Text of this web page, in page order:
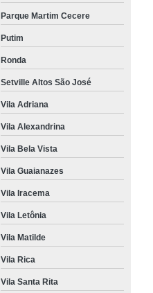
Parque Martim Cecere
Putim
Ronda
Setville Altos São José
Vila Adriana
Vila Alexandrina
Vila Bela Vista
Vila Guaianazes
Vila Iracema
Vila Letônia
Vila Matilde
Vila Rica
Vila Santa Rita